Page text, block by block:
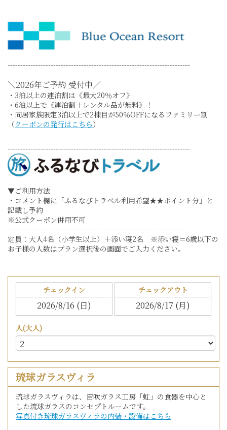
------------------------------------------------------------------------
＼2026年ご予約 受付中／
・3泊以上の連泊割は《最大20％オフ》
・6泊以上で《連泊割＋レンタル品が無料》！
・同居家族限定3泊以上で2棟目が50％OFFになるファミリー割
（クーポンの発行はこちら）
------------------------------------------------------------------------
▼ご利用方法
・コメント欄に「ふるなびトラベル利用希望★★ポイント分」と
記載し予約
※公式クーポン併用不可
------------------------------------------------------------------------
定員：大人4名（小学生以上）＋添い寝2名 ※添い寝＝6歳以下の
お子様の人数はプラン選択後の画面でご入力ください。
チェックイン チェックアウト
人(大人)
琉球ガラスヴィラ
琉球ガラスヴィラは、宙吹ガラス工房「虹」の食器を中心と
した琉球ガラスのコンセプトルームです。
写真付き琉球ガラスヴィラの内装・設備はこちら